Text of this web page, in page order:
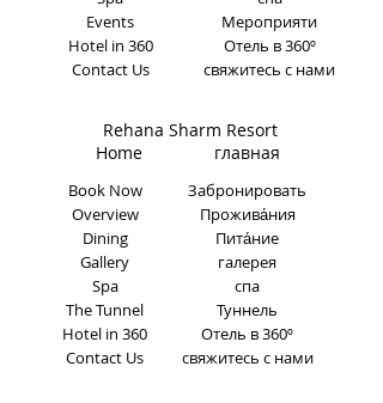
Book Now
Overview
Dining
Gallery
Spa
The Tunnel
Hotel in 360
Contact Us
Events
Hotel in 360
Contact Us
Мероприяти
Отель в 360º
свяжитесь с нами
Rehana Sharm Resort
Home главная
Забронировать
Прожива́ния
Пита́ние
галерея
спа
Туннель
Отель в 360º
свяжитесь с нами